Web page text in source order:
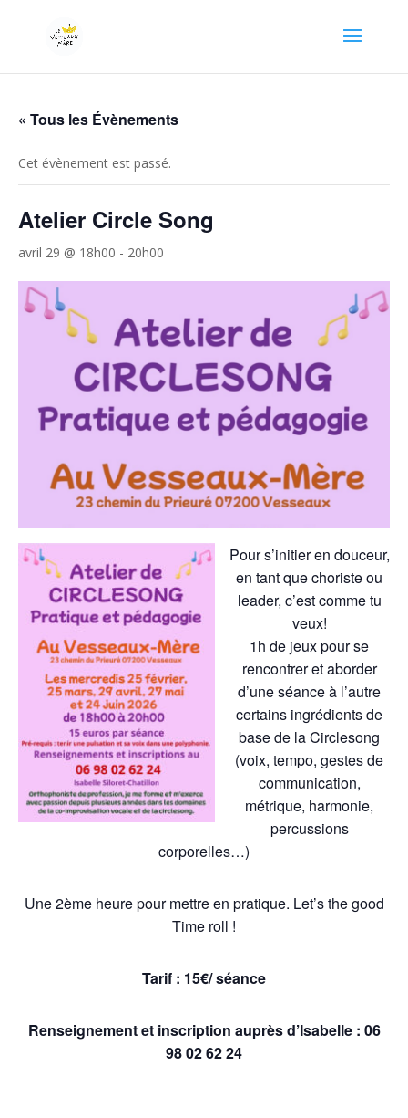
« Tous les Évènements
Cet évènement est passé.
Atelier Circle Song
avril 29 @ 18h00 - 20h00
Pour s’initier en douceur,
en tant que choriste ou
leader, c’est comme tu
veux!
1h de jeux pour se
rencontrer et aborder
d’une séance à l’autre
certains ingrédients de
base de la Circlesong
(voix, tempo, gestes de
communication,
métrique, harmonie,
percussions
corporelles…)
Une 2ème heure pour mettre en pratique. Let’s the good
Time roll !
Tarif : 15€/ séance
Renseignement et inscription auprès d’Isabelle : 06
98 02 62 24